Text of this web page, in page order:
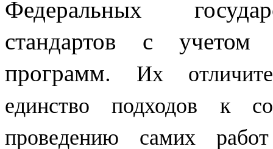
Федеральных
стандартов с учетом
программ. Их
единство подходов к
проведению самих